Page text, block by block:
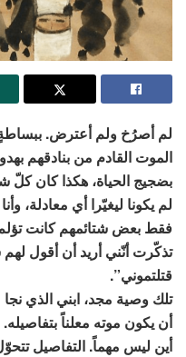
لم أصرُخ ولم أعترض.
الموت القادم من بنادقهم
بضجيج الحياة، هكذا كان كلّ
لم يكونا ليغيّرا أي معادلة،
فقط بعض شتائمهم كانت
تذكّرت أنّني أريد أن أقول
قتلتموني”.
تلك وصية مجد، ابني الذي
أن يكون موته معلناً
أين ليس مهماً. التفاصيل تتحوّل